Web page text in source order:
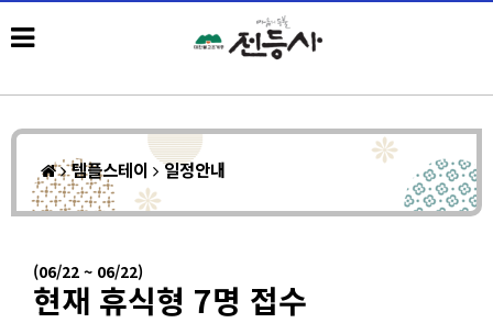
템플스테이 일정안내
(06/22 ~ 06/22)
현재 휴식형 7명 접수